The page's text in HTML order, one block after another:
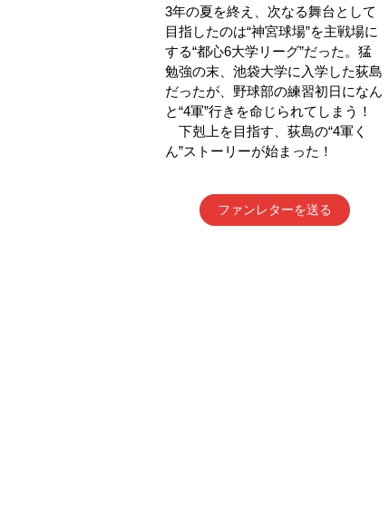
3年の夏を終え、次なる舞台として
目指したのは“神宮球場”を主戦場に
する“都心6大学リーグ”だった。猛
勉強の末、池袋大学に入学した荻島
だったが、野球部の練習初日になん
と“4軍”行きを命じられてしまう！
下剋上を目指す、荻島の“4軍く
ん”ストーリーが始まった！
ファンレターを送る